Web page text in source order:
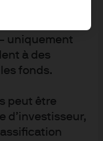
uniquement
à des
fonds.
peut être
d’investisseur,
des
d’investir
? Le pourcentage
des clients qui se